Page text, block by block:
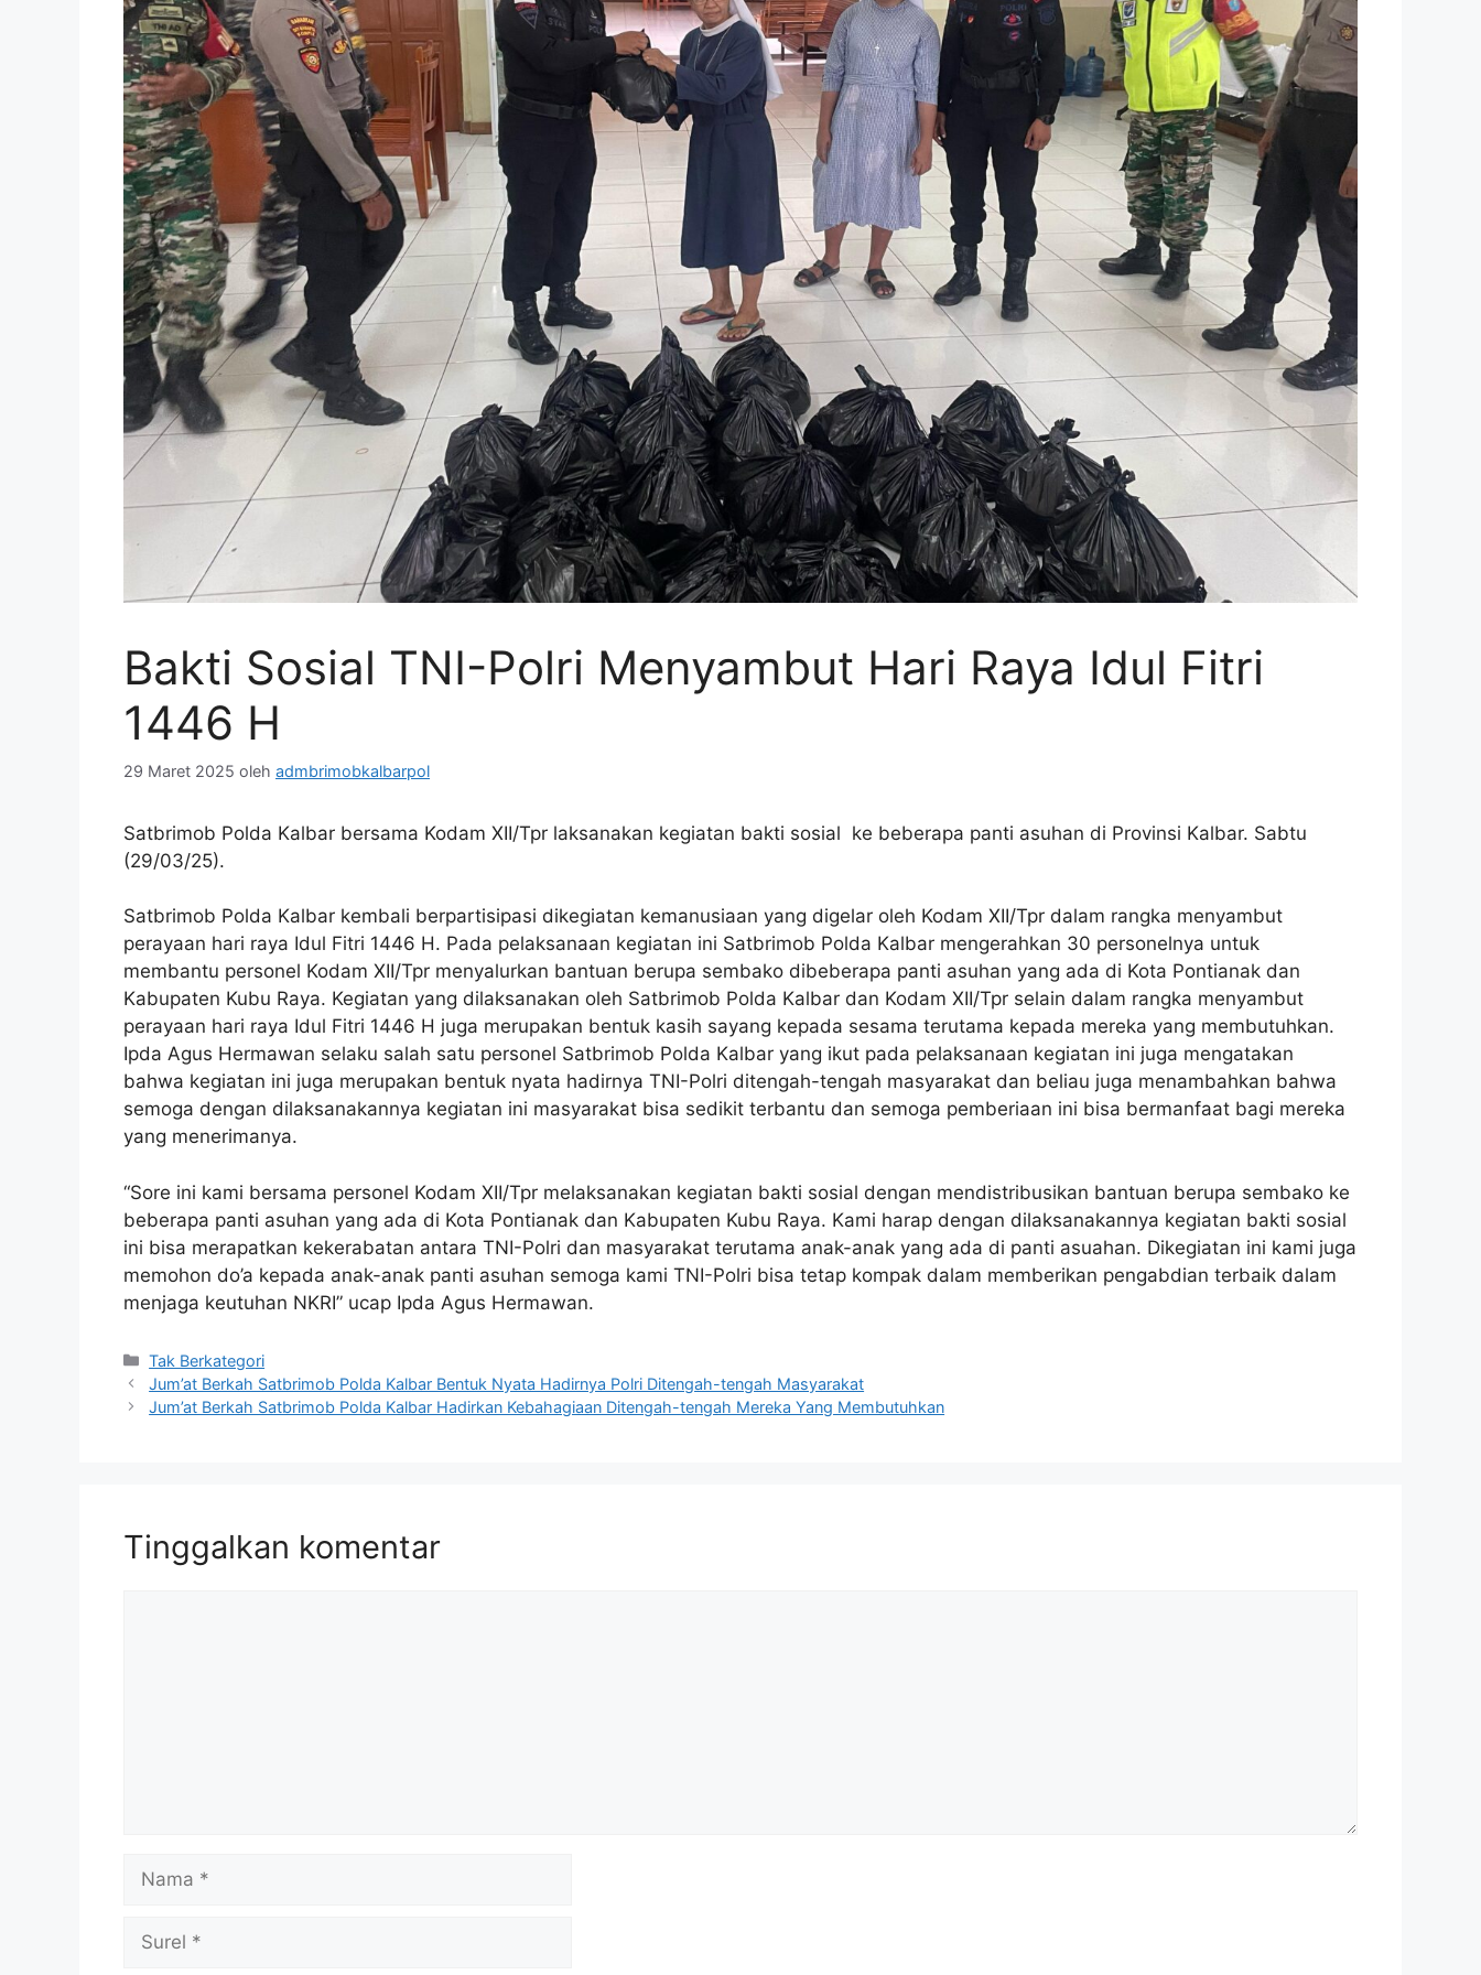
Bakti Sosial TNI-Polri Menyambut Hari Raya Idul Fitri
1446 H
29 Maret 2025 oleh admbrimobkalbarpol
Satbrimob Polda Kalbar bersama Kodam XII/Tpr laksanakan kegiatan bakti sosial ke beberapa panti asuhan di Provinsi Kalbar. Sabtu
(29/03/25).
Satbrimob Polda Kalbar kembali berpartisipasi dikegiatan kemanusiaan yang digelar oleh Kodam XII/Tpr dalam rangka menyambut
perayaan hari raya Idul Fitri 1446 H. Pada pelaksanaan kegiatan ini Satbrimob Polda Kalbar mengerahkan 30 personelnya untuk
membantu personel Kodam XII/Tpr menyalurkan bantuan berupa sembako dibeberapa panti asuhan yang ada di Kota Pontianak dan
Kabupaten Kubu Raya. Kegiatan yang dilaksanakan oleh Satbrimob Polda Kalbar dan Kodam XII/Tpr selain dalam rangka menyambut
perayaan hari raya Idul Fitri 1446 H juga merupakan bentuk kasih sayang kepada sesama terutama kepada mereka yang membutuhkan.
Ipda Agus Hermawan selaku salah satu personel Satbrimob Polda Kalbar yang ikut pada pelaksanaan kegiatan ini juga mengatakan
bahwa kegiatan ini juga merupakan bentuk nyata hadirnya TNI-Polri ditengah-tengah masyarakat dan beliau juga menambahkan bahwa
semoga dengan dilaksanakannya kegiatan ini masyarakat bisa sedikit terbantu dan semoga pemberiaan ini bisa bermanfaat bagi mereka
yang menerimanya.
“Sore ini kami bersama personel Kodam XII/Tpr melaksanakan kegiatan bakti sosial dengan mendistribusikan bantuan berupa sembako ke
beberapa panti asuhan yang ada di Kota Pontianak dan Kabupaten Kubu Raya. Kami harap dengan dilaksanakannya kegiatan bakti sosial
ini bisa merapatkan kekerabatan antara TNI-Polri dan masyarakat terutama anak-anak yang ada di panti asuahan. Dikegiatan ini kami juga
memohon do’a kepada anak-anak panti asuhan semoga kami TNI-Polri bisa tetap kompak dalam memberikan pengabdian terbaik dalam
menjaga keutuhan NKRI” ucap Ipda Agus Hermawan.
Kategori
Tak Berkategori
Jum’at Berkah Satbrimob Polda Kalbar Bentuk Nyata Hadirnya Polri Ditengah-tengah Masyarakat
Jum’at Berkah Satbrimob Polda Kalbar Hadirkan Kebahagiaan Ditengah-tengah Mereka Yang Membutuhkan
Tinggalkan komentar